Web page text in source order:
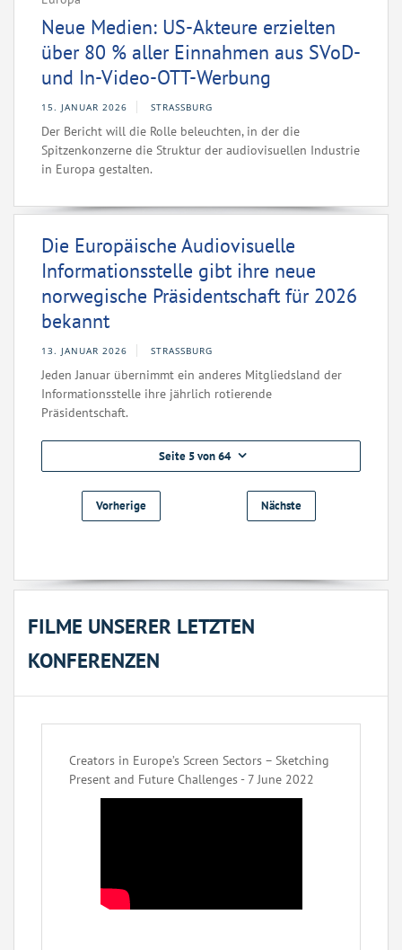
Neue Medien: US-Akteure erzielten
über 80 % aller Einnahmen aus SVoD-
und In-Video-OTT-Werbung
15. JANUAR 2026 STRASSBURG
Der Bericht will die Rolle beleuchten, in der die
Spitzenkonzerne die Struktur der audiovisuellen Industrie
in Europa gestalten.
Die Europäische Audiovisuelle
Informationsstelle gibt ihre neue
norwegische Präsidentschaft für 2026
bekannt
13. JANUAR 2026 STRASSBURG
Jeden Januar übernimmt ein anderes Mitgliedsland der
Informationsstelle ihre jährlich rotierende
Präsidentschaft.
Seite 5 von 64
Vorherige Nächste
FILME UNSERER LETZTEN
KONFERENZEN
Creators in Europe’s Screen Sectors – Sketching
Present and Future Challenges - 7 June 2022